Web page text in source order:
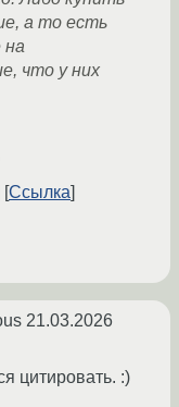
а то есть
на
что у них
Ссылка
21.03.2026
цитировать. :)